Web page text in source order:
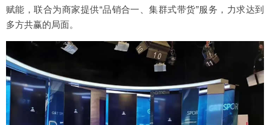
赋能，联合为商家提供“品销合一、集群式带货”服务，力求达到
多方共赢的局面。